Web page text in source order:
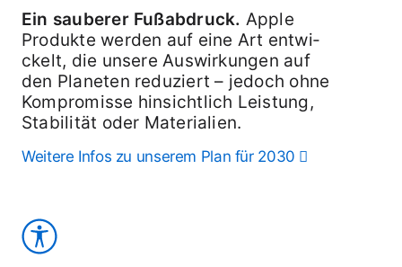
e
n­
t
i
e­
r
u
Ein sauberer Fuß­abdruck. Apple
Produkte werden auf eine Art ent­wi­
ckelt, die unsere Aus­wirkungen auf
den Planeten redu­ziert – jedoch ohne
Kom­pro­misse hin­sichtlich Leistung,
Stabilität oder Materialien.
Weitere Infos zu unserem Plan für 2030